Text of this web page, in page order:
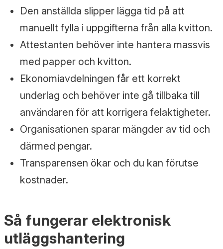
Den anställda slipper lägga tid på att
manuellt fylla i uppgifterna från alla kvitton.
Attestanten behöver inte hantera massvis
med papper och kvitton.
Ekonomiavdelningen får ett korrekt
underlag och behöver inte gå tillbaka till
användaren för att korrigera felaktigheter.
Organisationen sparar mängder av tid och
därmed pengar.
Transparensen ökar och du kan förutse
kostnader.
Så fungerar elektronisk
utläggshantering